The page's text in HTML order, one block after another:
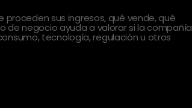
sus ingresos, qué vende, qué
de negocio ayuda a valorar si la compañía
tecnología, regulación u otros